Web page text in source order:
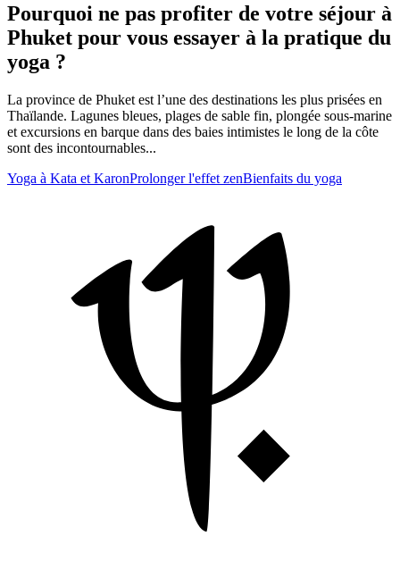
Pourquoi ne pas profiter de votre séjour à
Phuket pour vous essayer à la pratique du
yoga ?
La province de Phuket est l’une des destinations les plus prisées en
Thaïlande. Lagunes bleues, plages de sable fin, plongée sous-marine
et excursions en barque dans des baies intimistes le long de la côte
sont des incontournables...
Yoga à Kata et KaronProlonger l'effet zenBienfaits du yoga